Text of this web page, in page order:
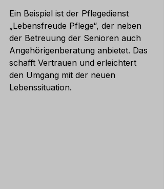
Ein Beispiel ist der Pflegedienst
„Lebensfreude Pflege“, der neben
der Betreuung der Senioren auch
Angehörigenberatung anbietet. Das
schafft Vertrauen und erleichtert
den Umgang mit der neuen
Lebenssituation.